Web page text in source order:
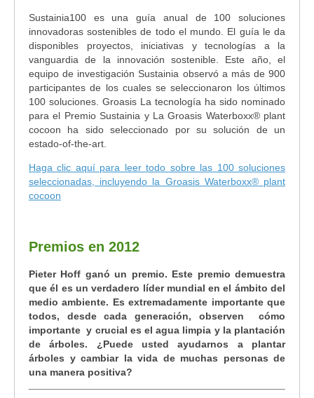
Sustainia100 es una guía anual de 100 soluciones
innovadoras sostenibles de todo el mundo. El guía le da
disponibles proyectos, iniciativas y tecnologías a la
vanguardia de la innovación sostenible. Este año, el
equipo de investigación Sustainia observó a más de 900
participantes de los cuales se seleccionaron los últimos
100 soluciones. Groasis La tecnología ha sido nominado
para el Premio Sustainia y La Groasis Waterboxx®plant
cocoon ha sido seleccionado por su solución de un
estado-of-the-art.
Haga clic aquí para leer todo sobre las 100 soluciones
seleccionadas, incluyendo la Groasis Waterboxx®plant
cocoon
Premios en 2012
Pieter Hoff ganó un premio. Este premio demuestra
que él es un verdadero líder mundial en el ámbito del
medio ambiente. Es extremadamente importante que
todos, desde cada generación, observen cómo
importante y crucial es el agua limpia y la plantación
de árboles. ¿Puede usted ayudarnos a plantar
árboles y cambiar la vida de muchas personas de
una manera positiva?